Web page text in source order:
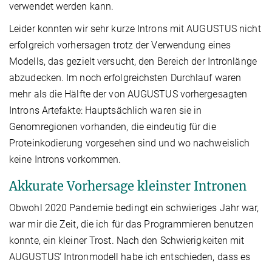
verwendet werden kann.
Leider konnten wir sehr kurze Introns mit AUGUSTUS nicht
erfolgreich vorhersagen trotz der Verwendung eines
Modells, das gezielt versucht, den Bereich der Intronlänge
abzudecken. Im noch erfolgreichsten Durchlauf waren
mehr als die Hälfte der von AUGUSTUS vorhergesagten
Introns Artefakte: Hauptsächlich waren sie in
Genomregionen vorhanden, die eindeutig für die
Proteinkodierung vorgesehen sind und wo nachweislich
keine Introns vorkommen.
Akkurate Vorhersage kleinster Intronen
Obwohl 2020 Pandemie bedingt ein schwieriges Jahr war,
war mir die Zeit, die ich für das Programmieren benutzen
konnte, ein kleiner Trost. Nach den Schwierigkeiten mit
AUGUSTUS‘ Intronmodell habe ich entschieden, dass es